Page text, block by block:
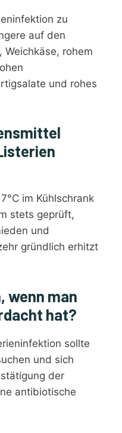
zu
auf den
Weichkäse, rohem
und rohes
im Kühlschrank
stets geprüft,
und
gründlich erhitzt
wenn man
hat?
sollte
und sich
der
antibiotische